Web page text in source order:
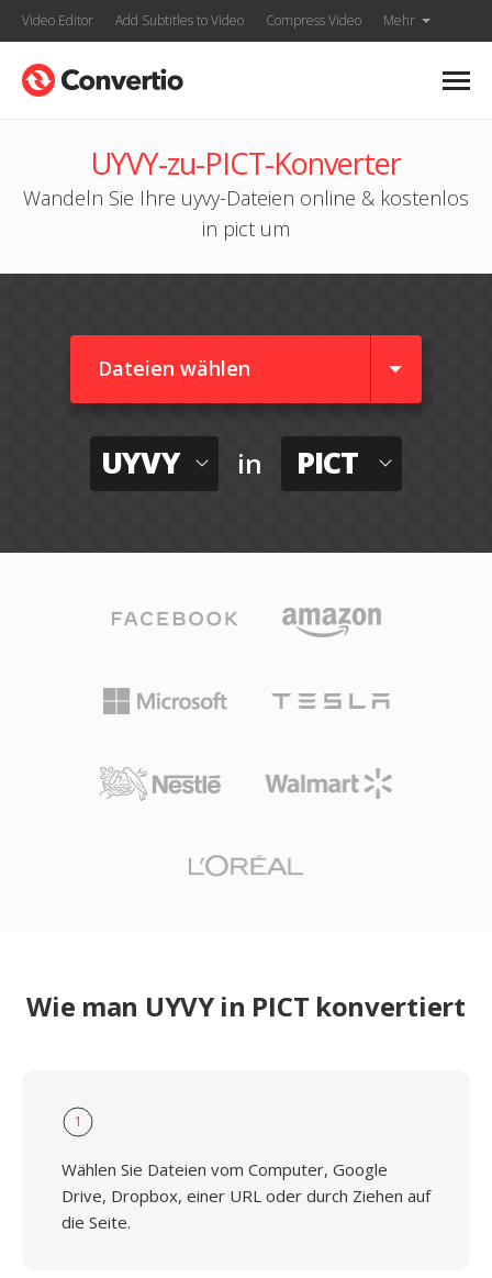
Video Editor Add Subtitles to Video Compress Video Mehr
UYVY-zu-PICT-Konverter
Wandeln Sie Ihre uyvy-Dateien online & kostenlos
in pict um
Dateien wählen
UYVY in PICT
Wie man UYVY in PICT konvertiert
1
Wählen Sie Dateien vom Computer, Google
Drive, Dropbox, einer URL oder durch Ziehen auf
die Seite.